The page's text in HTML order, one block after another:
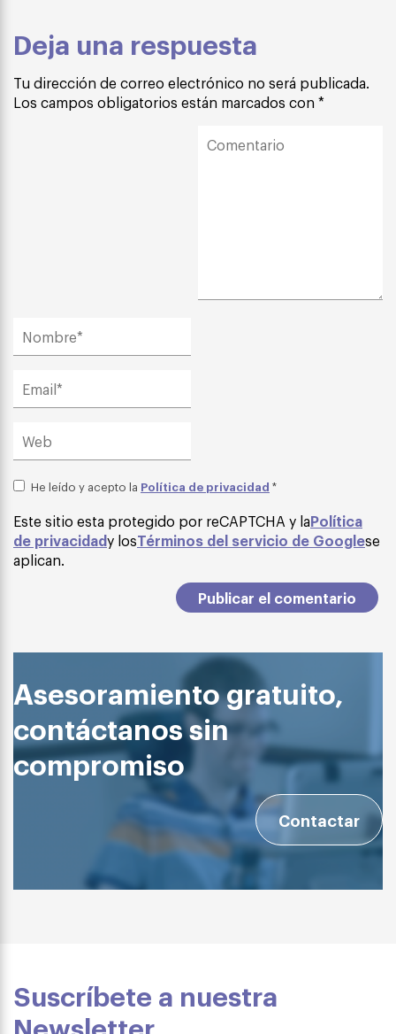
Deja una respuesta
Tu dirección de correo electrónico no será publicada.
Los campos obligatorios están marcados con *
He leído y acepto la Política de privacidad *
Este sitio esta protegido por reCAPTCHA y laPolítica
de privacidady losTérminos del servicio de Googlese
aplican.
Asesoramiento gratuito,
contáctanos sin
compromiso
Contactar
Suscríbete a nuestra
Newsletter